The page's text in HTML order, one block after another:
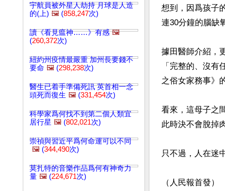
宇航員被外星人劫持 月球是人造
的(上) 🖼️ (858,247次)
讀《看見瘟神……》有感 🖼️
(260,372次)
紐約州疫情最嚴重 加州長要錢不
要命 🖼️ (298,238次)
醫生已着手準備死訊 英首相一念
頭死而復生 🖼️ (331,454次)
科學家爲何找不到第二個人類宜
居行星 🖼️ (802,021次)
崇禎與習近平爲何命運可以不同
🖼️ (344,490次)
莫扎特的音樂作品爲何有神奇力
量 🖼️ (224,671次)
想到，因爲孩子
連30分鐘的腦缺
據田醫師介紹，
「完整的、沒
之俗女家務事》
看來，這母子之
此時決不會脫掉
只不過，人在迷
（人民報首發）